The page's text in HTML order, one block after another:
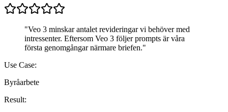
"Veo 3 minskar antalet revideringar vi behöver med
intressenter. Eftersom Veo 3 följer prompts är våra
första genomgångar närmare briefen."
Use Case:
Byråarbete
Result: